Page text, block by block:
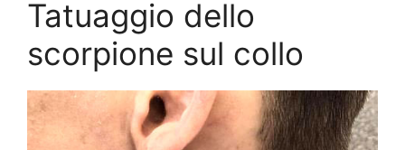
Tatuaggio dello
scorpione sul collo